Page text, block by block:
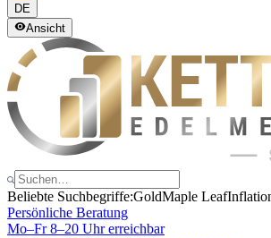
DE
Ansicht
Beliebte Suchbegriffe:GoldMaple Leaf
Persönliche Beratung
Mo–Fr 8–20 Uhr erreichbar